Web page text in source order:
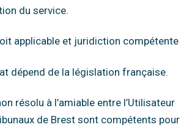
du service.
applicable et juridiction compétente
dépend de la législation française.
résolu à l’amiable entre l’Utilisateur
de Brest sont compétents pour